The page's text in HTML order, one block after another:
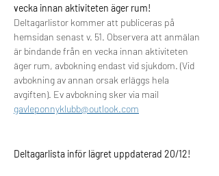
vecka innan aktiviteten äger rum!
Deltagarlistor kommer att publiceras på
hemsidan senast v. 51. Observera att anmälan
är bindande från en vecka innan aktiviteten
äger rum, avbokning endast vid sjukdom. (Vid
avbokning av annan orsak erläggs hela
avgiften). Ev avbokning sker via mail
gavleponnyklubb@outlook.com
Deltagarlista inför lägret uppdaterad 20/12!